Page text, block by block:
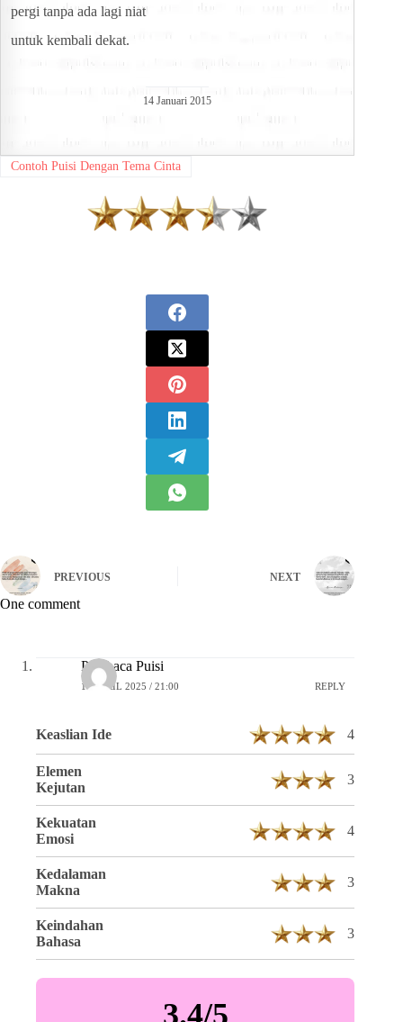
pergi tanpa ada lagi niat
untuk kembali dekat.
14 Januari 2015
Contoh Puisi Dengan Tema Cinta
PREVIOUS NEXT
One comment
Pembaca Puisi
16 APRIL 2025 / 21:00 REPLY
Keaslian Ide 4
Elemen
Kejutan
3
Kekuatan
Emosi
4
Kedalaman
Makna
3
Keindahan
Bahasa
3